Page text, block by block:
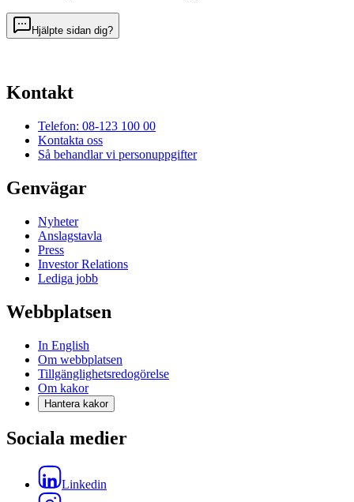
Hjälpte sidan dig?
Kontakt
Telefon: 08-123 100 00
Kontakta oss
Så behandlar vi personuppgifter
Genvägar
Nyheter
Anslagstavla
Press
Investor Relations
Lediga jobb
Webbplatsen
In English
Om webbplatsen
Tillgänglighetsredogörelse
Om kakor
Hantera kakor
Sociala medier
Linkedin